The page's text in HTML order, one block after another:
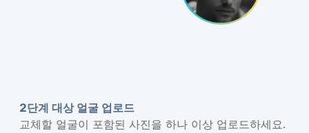
2단계 대상 얼굴 업로드
교체할 얼굴이 포함된 사진을 하나 이상 업로드하세요.